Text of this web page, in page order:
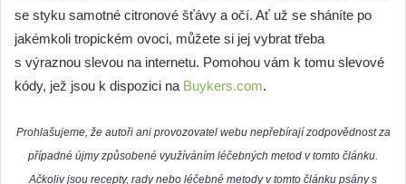
se styku samotné citronové šťávy a očí. Ať už se sháníte po
jakémkoli tropickém ovoci, můžete si jej vybrat třeba
s výraznou slevou na internetu. Pomohou vám k tomu slevové
kódy, jež jsou k dispozici na Buykers.com.
Prohlašujeme, že autoři ani provozovatel webu nepřebírají zodpovědnost za
případné újmy způsobené využíváním léčebných metod v tomto článku.
Ačkoliv jsou recepty, rady nebo léčebné metody v tomto článku psány s